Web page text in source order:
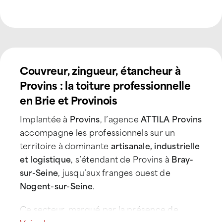
Provins : la toiture professionnelle
en Brie et Provinois
Implantée à Provins, l’agence
accompagne les professionnels sur un
territoire à dominanteartisanale, industrielle
et logistique, s’étendant de Provins àBray-
sur-Seine, jusqu’aux franges ouest de
Nogent-sur-Seine.
zones d’activités périphériques, d’unités
Voir plus...